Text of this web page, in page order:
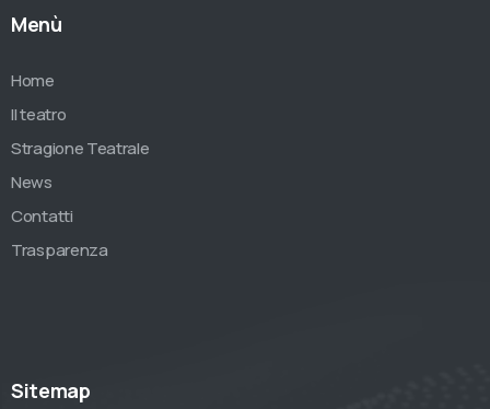
Menù
Home
Il teatro
Stragione Teatrale
News
Contatti
Trasparenza
Sitemap